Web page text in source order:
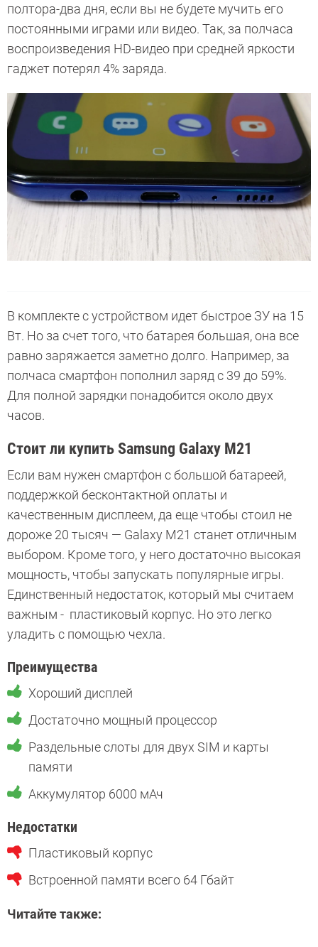
полтора-два дня, если вы не будете мучить его
постоянными играми или видео. Так, за полчаса
воспроизведения HD-видео при средней яркости
гаджет потерял 4% заряда.
В комплекте с устройством идет быстрое ЗУ на 15
Вт. Но за счет того, что батарея большая, она все
равно заряжается заметно долго. Например, за
полчаса смартфон пополнил заряд с 39 до 59%.
Для полной зарядки понадобится около двух
часов.
Стоит ли купить Samsung Galaxy M21
Если вам нужен смартфон с большой батареей,
поддержкой бесконтактной оплаты и
качественным дисплеем, да еще чтобы стоил не
дороже 20 тысяч — Galaxy M21 станет отличным
выбором. Кроме того, у него достаточно высокая
мощность, чтобы запускать популярные игры.
Единственный недостаток, который мы считаем
важным - пластиковый корпус. Но это легко
уладить с помощью чехла.
Преимущества
Хороший дисплей
Достаточно мощный процессор
Раздельные слоты для двух SIM и карты
памяти
Аккумулятор 6000 мАч
Недостатки
Пластиковый корпус
Встроенной памяти всего 64 Гбайт
Читайте также: